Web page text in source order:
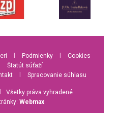
Podmienky
Cookies
Štatút súťaží
Spracovanie súhlasu
Všetky práva vyhradené
Webmax